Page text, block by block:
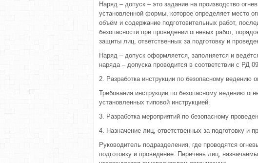
Наряд – допуск – это задание на производство
установленной формы, которое определяет место
объём и содержание подготовительных работ,
безопасности при проведении огневых работ,
защиты лиц, ответственных за подготовку и
Наряд – допуск оформляется, заполняется и
наряда – допуска проводится в соответствии с РД
2. Разработка инструкции по безопасному ведению
Требования инструкции по безопасному ведению
установленных типовой инструкцией.
3. Разработка мероприятий по безопасному
4. Назначение лиц, ответственных за подготовку и
Руководитель подразделения, где проводятся
подготовку и проведение. Перечень лиц,